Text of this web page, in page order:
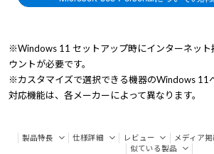
※Windows 11 セットアップ時にインターネッ
ウントが必要です。
※カスタマイズで選択できる機器のWindows 11
対応機能は、各メーカーによって異なります。
製品特長 仕様詳細 レビュー メディア掲
似ている製品